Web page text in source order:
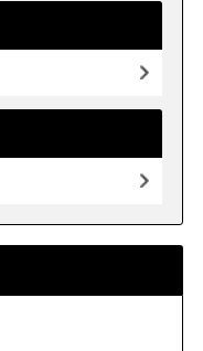
広島県
高知県
長崎県 熊本県
鹿児島県